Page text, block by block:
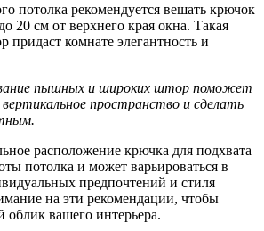
потолка рекомендуется вешать крючок
20 см от верхнего края окна. Такая
придаст комнате элегантность и
пышных и широких штор поможет
вертикальное пространство и сделать
расположение крючка для подхвата
потолка и может варьироваться в
предпочтений и стиля
на эти рекомендации, чтобы
облик вашего интерьера.